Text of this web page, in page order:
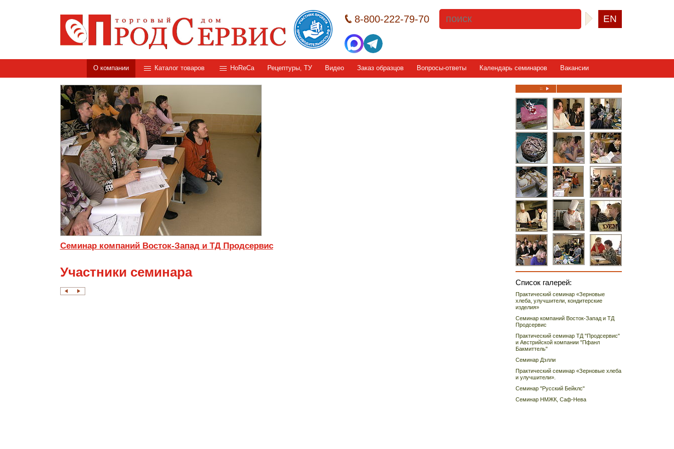
8-800-222-79-70 EN
О компании Каталог товаров HoReCa Рецептуры, ТУ Видео Заказ образцов Вопросы-ответы Календарь семинаров Вакансии
Семинар компаний Восток-Запад и ТД Продсервис
Участники семинара
Список галерей:
Практический семинар «Зерновые
хлеба, улучшители, кондитерские
изделия»
Семинар компаний Восток-Запад и ТД
Продсервис
Практический семинар ТД "Продсервис"
и Австрийской компании "Пфанл
Бакмиттель"
Семинар Дэлли
Практический семинар «Зерновые хлеба
и улучшители».
Семинар "Русский Бейклс"
Семинар НМЖК, Саф-Нева